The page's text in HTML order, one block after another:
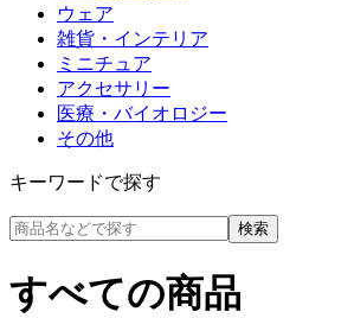
ウェア
雑貨・インテリア
ミニチュア
アクセサリー
医療・バイオロジー
その他
キーワードで探す
検索
すべての商品